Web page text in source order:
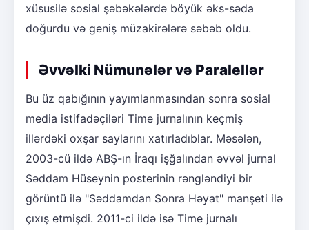
xüsusilə sosial şəbəkələrdə böyük əks-səda
doğurdu və geniş müzakirələrə səbəb oldu.
Əvvəlki Nümunələr və Paralellər
Bu üz qabığının yayımlanmasından sonra sosial
media istifadəçiləri Time jurnalının keçmiş
illərdəki oxşar saylarını xatırladıblar. Məsələn,
2003-cü ildə ABŞ-ın İraqı işğalından əvvəl jurnal
Səddam Hüseynin posterinin rəngləndiyi bir
görüntü ilə "Səddamdan Sonra Həyat" manşeti ilə
çıxış etmişdi. 2011-ci ildə isə Time jurnalı